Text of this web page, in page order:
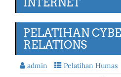
PELATIHAN
RELATIONS
admin Pelatihan Humas